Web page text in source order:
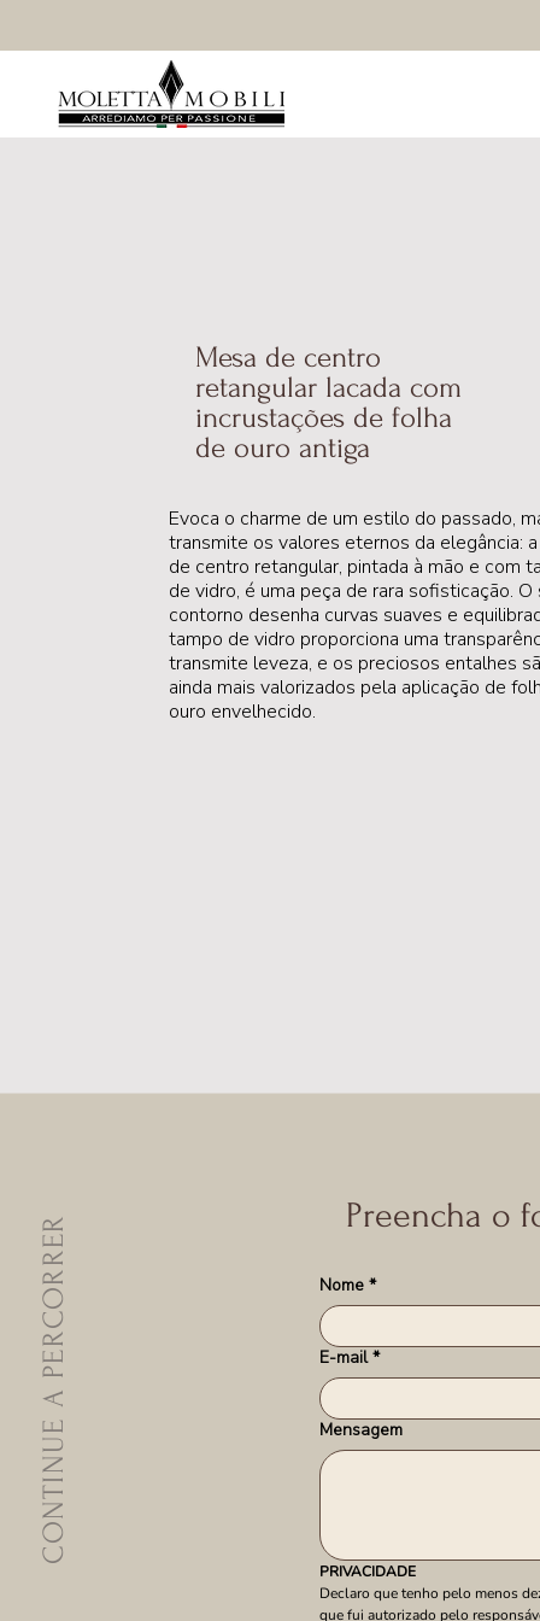
Mesa de centro
retangular lacada com
incrustações de folha
de ouro antiga
Evoca o charme de um estilo do passado,
transmite os valores eternos da elegância:
de centro retangular, pintada à mão e com
de vidro, é uma peça de rara sofisticação. O
contorno desenha curvas suaves e
tampo de vidro proporciona uma
transmite leveza, e os preciosos entalhes
ainda mais valorizados pela aplicação de
ouro envelhecido.
CONTINUE A PERCORRER Preencha o
Nome *
E-mail *
Mensagem
PRIVACIDADE
Declaro que tenho pelo menos
que fui autorizado pelo